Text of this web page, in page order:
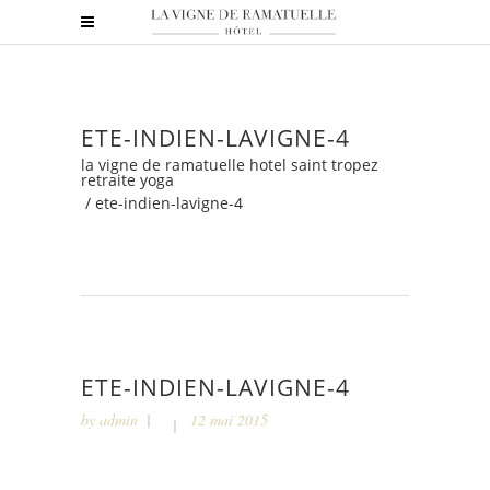
ETE-INDIEN-LAVIGNE-4
la vigne de ramatuelle hotel saint tropez
retraite yoga
/ ete-indien-lavigne-4
ETE-INDIEN-LAVIGNE-4
by admin 12 mai 2015